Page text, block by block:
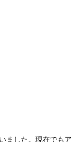
ました。現在でもア